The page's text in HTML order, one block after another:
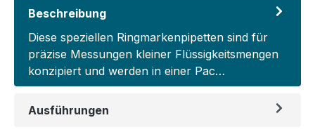
Beschreibung
Diese speziellen Ringmarkenpipetten sind für
präzise Messungen kleiner Flüssigkeitsmengen
konzipiert und werden in einer Pac…
Ausführungen